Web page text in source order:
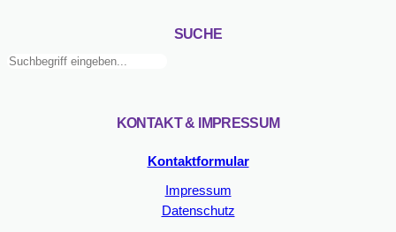
stattgefunden
SUCHE
Suchen
KONTAKT & IMPRESSUM
Kontaktformular
Impressum
Datenschutz